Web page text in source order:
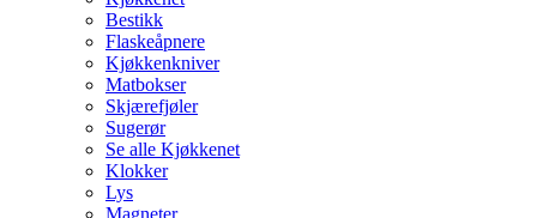
Bestikk
Flaskeåpnere
Kjøkkenkniver
Matbokser
Skjærefjøler
Sugerør
Se alle Kjøkkenet
Klokker
Lys
Magneter